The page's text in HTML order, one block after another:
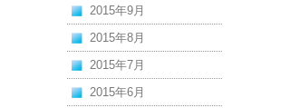
2015年9月
2015年8月
2015年7月
2015年6月